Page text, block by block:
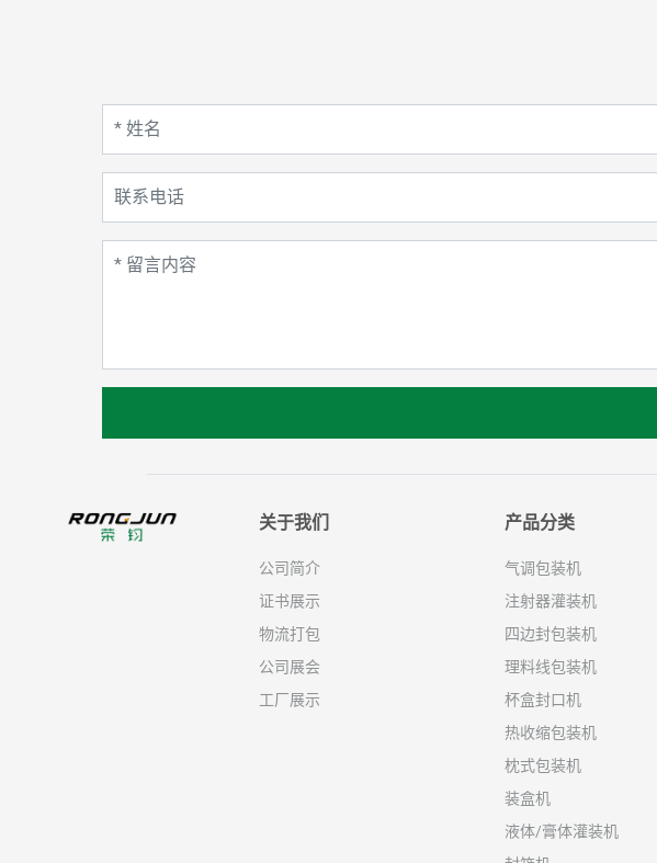
关于我们
公司简介
证书展示
物流打包
公司展会
工厂展示
产品分类
气调包装机
注射器灌装机
四边封包装机
理料线包装机
杯盒封口机
热收缩包装机
枕式包装机
装盒机
液体/膏体灌装机